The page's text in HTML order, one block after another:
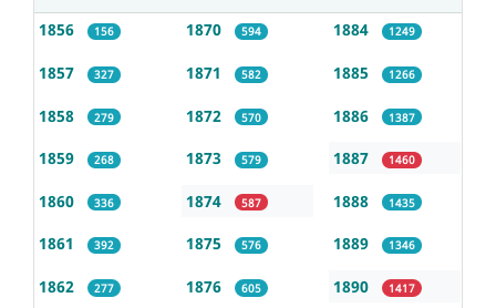
1856 156
1857 327
1858 279
1859 268
1860 336
1861 392
1862 277
1870 594
1871 582
1872 570
1873 579
1874 587
1875 576
1876 605
1884 1249
1885 1266
1886 1387
1887 1460
1888 1435
1889 1346
1890 1417